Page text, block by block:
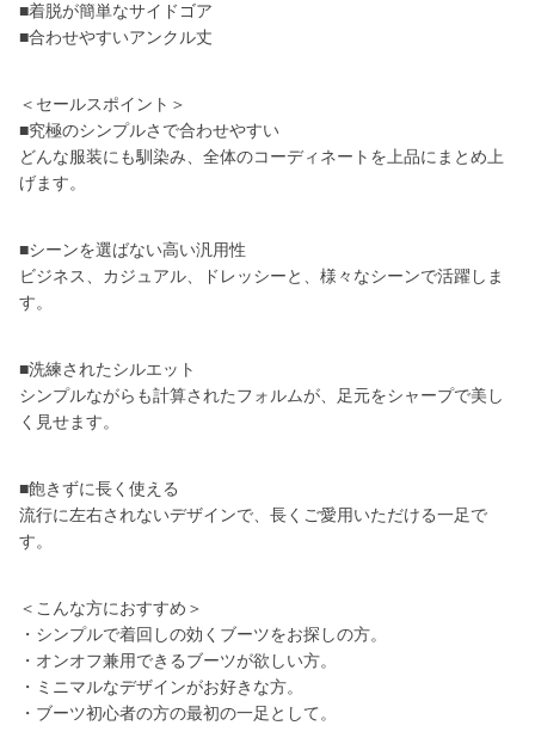
■着脱が簡単なサイドゴア
■合わせやすいアンクル丈
＜セールスポイント＞
■究極のシンプルさで合わせやすい
どんな服装にも馴染み、全体のコーディネートを上品にまとめ上
げます。
■シーンを選ばない高い汎用性
ビジネス、カジュアル、ドレッシーと、様々なシーンで活躍しま
す。
■洗練されたシルエット
シンプルながらも計算されたフォルムが、足元をシャープで美し
く見せます。
■飽きずに長く使える
流行に左右されないデザインで、長くご愛用いただける一足で
す。
＜こんな方におすすめ＞
・シンプルで着回しの効くブーツをお探しの方。
・オンオフ兼用できるブーツが欲しい方。
・ミニマルなデザインがお好きな方。
・ブーツ初心者の方の最初の一足として。